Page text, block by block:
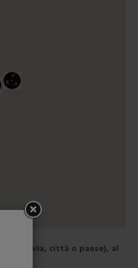
la via, città o paese), al